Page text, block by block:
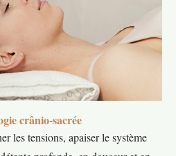
crânio-sacrée
les tensions, apaiser le système